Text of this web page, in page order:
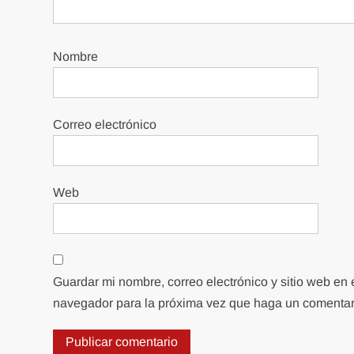
Nombre
Correo electrónico
Web
Guardar mi nombre, correo electrónico y sitio web en
navegador para la próxima vez que haga un